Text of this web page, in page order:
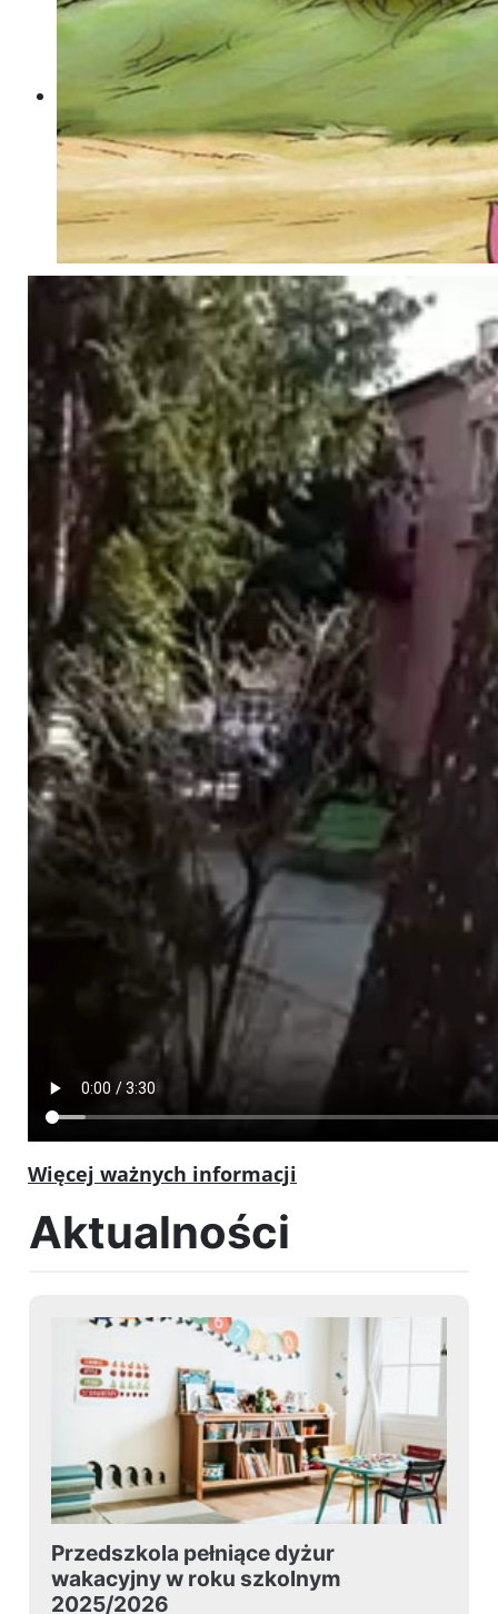
Więcej ważnych informacji
Aktualności
Przedszkola pełniące dyżur
wakacyjny w roku szkolnym
2025/2026